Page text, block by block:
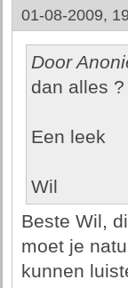
01-08-2009,
Door
dan alles
Een leek
Wil
Beste Wil,
moet je
kunnen